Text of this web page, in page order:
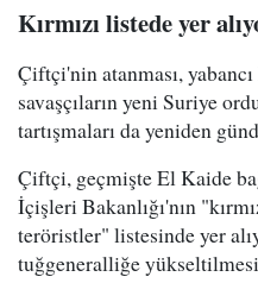
Kırmızı listede yer
Çiftçi'nin atanması,
savaşçıların yeni Suriye
tartışmaları da yeniden
Çiftçi, geçmişte El Kaide
İçişleri Bakanlığı'nın
teröristler" listesinde yer
tuğgeneralliğe